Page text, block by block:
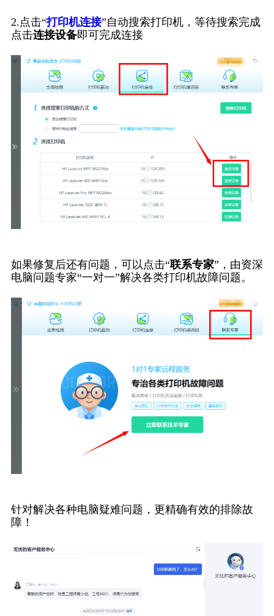
2.点击“打印机连接”自动搜索打印机，等待搜索完成
点击连接设备即可完成连接
如果修复后还有问题，可以点击“联系专家”，由资深
电脑问题专家“一对一”解决各类打印机故障问题。
针对解决各种电脑疑难问题，更精确有效的排除故
障！